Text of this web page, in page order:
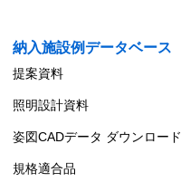
納入施設例データベース
提案資料
照明設計資料
姿図CADデータ ダウンロード
規格適合品